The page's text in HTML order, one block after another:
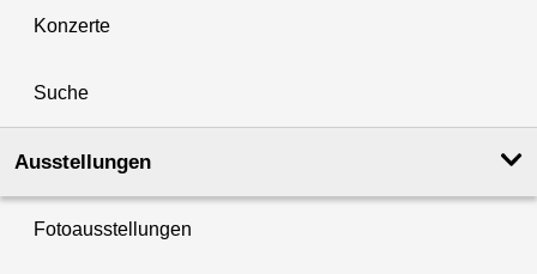
Konzerte
Suche
Ausstellungen
Fotoausstellungen